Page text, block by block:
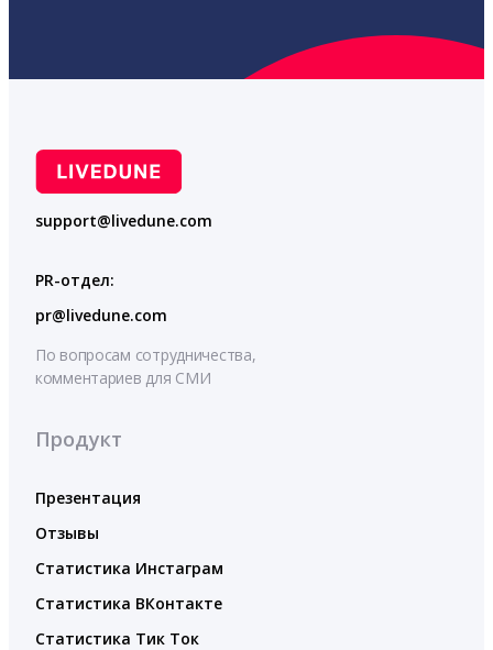
support@livedune.com
PR-отдел:
pr@livedune.com
По вопросам сотрудничества,
комментариев для СМИ
Продукт
Презентация
Отзывы
Статистика Инстаграм
Статистика ВКонтакте
Статистика Тик Ток